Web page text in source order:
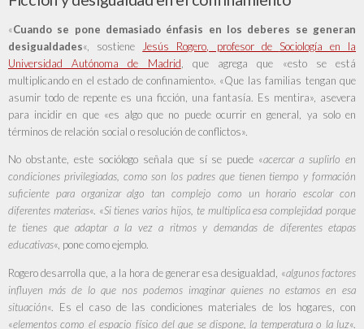
«Cuando se pone demasiado énfasis en los deberes se generan
desigualdades«, sostiene Jesús Rogero , profesor de Sociología en la
Universidad Autónoma de Madrid , que agrega que «esto se está
multiplicando en el estado de confinamiento». «Que las familias tengan que
asumir todo de repente es una ficción, una fantasía. Es mentira», asevera
para incidir en que «es algo que no puede ocurrir en general, ya solo en
términos de relación social o resolución de conflictos».
No obstante, este sociólogo señala que sí se puede «acercar a suplirlo en
condiciones privilegiadas, como son los padres que tienen tiempo y formación
suficiente para organizar algo tan complejo como un horario escolar con
diferentes materias«. «Si tienes varios hijos, te multiplica esa complejidad porque
te tienes que adaptar a la vez a ritmos y demandas de diferentes etapas
educativas«, pone como ejemplo.
Rogero desarrolla que, a la hora de generar esa desigualdad, «algunos factores
influyen más de lo que nos podemos imaginar quienes no estamos en esa
situación«. Es el caso de las condiciones materiales de los hogares, con
«elementos como el espacio físico del que se dispone, la temperatura o la luz«.